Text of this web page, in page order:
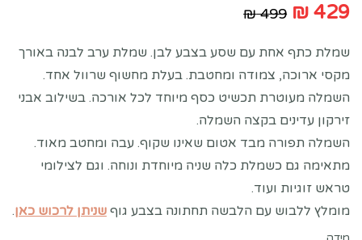
₪499 ₪ 429
שמלת כתף אחת עם שסע בצבע לבן. שמלת ערב לבנה באורך
מקסי ארוכה, צמודה ומחטבת. בעלת מחשוף שרוול אחד.
השמלה מעוטרת תכשיט כסף מיוחד לכל אורכה. בשילוב אבני
זירקון עדינים בקצה השמלה.
השמלה תפורה מבד אטום שאינו שקוף. עבה ומחטב מאוד.
מתאימה גם כשמלת כלה שניה מיוחדת ונוחה. וגם לצילומי
טראש זוגיות ועוד.
מומלץ ללבוש עם הלבשה תחתונה בצבע גוף שניתן לרכוש כאן.